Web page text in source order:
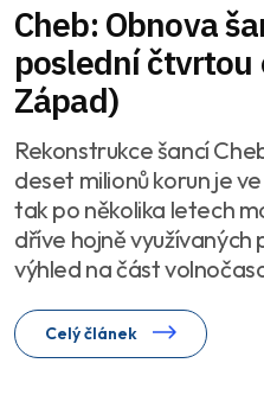
Cheb: Obnova
poslední čtvrtou
Západ)
Rekonstrukce šancí
deset milionů korun je
tak po několika letech
dříve hojně
výhled na část
Celý článek